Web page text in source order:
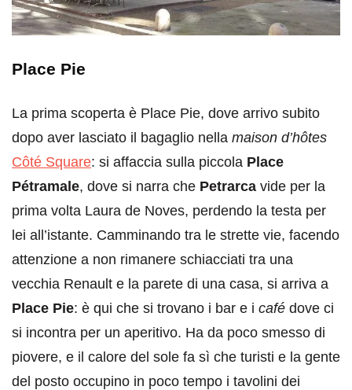
Place Pie
La prima scoperta è Place Pie, dove arrivo subito
dopo aver lasciato il bagaglio nella maison d’hôtes
Côté Square: si affaccia sulla piccola Place
Pétramale, dove si narra che Petrarca vide per la
prima volta Laura de Noves, perdendo la testa per
lei all’istante. Camminando tra le strette vie, facendo
attenzione a non rimanere schiacciati tra una
vecchia Renault e la parete di una casa, si arriva a
Place Pie: è qui che si trovano i bar e i café dove ci
si incontra per un aperitivo. Ha da poco smesso di
piovere, e il calore del sole fa sì che turisti e la gente
del posto occupino in poco tempo i tavolini dei